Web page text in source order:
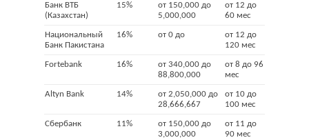
Банк ВТБ
(Казахстан)
15%
от 150,000 до
5,000,000
от 12 до
60 мес
Национальный
Банк Пакистана
16% от 0 до
от 12 до
120 мес
Fortebank 16%
от 340,000 до
88,800,000
от 8 до 96
мес
Altyn Bank 14%
от 2,050,000 до
28,666,667
от 10 до
100 мес
Сбербанк 11%
от 150,000 до
3,000,000
от 11 до
90 мес